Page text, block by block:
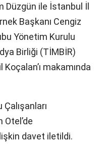
Düzgün ile İstanbul İl
Başkanı Cengiz
Yönetim Kurulu
Birliği (TİMBİR)
Koçalan’ı makamında
Otel’de
davet iletildi.